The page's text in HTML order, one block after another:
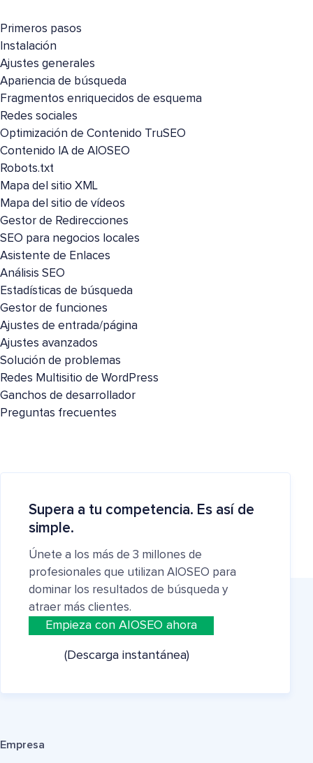
Primeros pasos
Instalación
Ajustes generales
Apariencia de búsqueda
Fragmentos enriquecidos de esquema
Redes sociales
Optimización de Contenido TruSEO
Contenido IA de AIOSEO
Robots.txt
Mapa del sitio XML
Mapa del sitio de vídeos
Gestor de Redirecciones
SEO para negocios locales
Asistente de Enlaces
Análisis SEO
Estadísticas de búsqueda
Gestor de funciones
Ajustes de entrada/página
Ajustes avanzados
Solución de problemas
Redes Multisitio de WordPress
Ganchos de desarrollador
Preguntas frecuentes
Supera a tu competencia. Es así de
simple.
Únete a los más de 3 millones de
profesionales que utilizan AIOSEO para
dominar los resultados de búsqueda y
atraer más clientes.
Empieza con AIOSEO ahora
(Descarga instantánea)
Empresa